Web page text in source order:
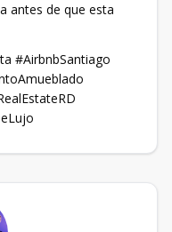
antes de que esta
#AirbnbSantiago